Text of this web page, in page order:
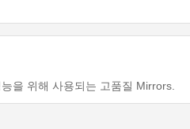
을 위해 사용되는 고품질 Mirrors.